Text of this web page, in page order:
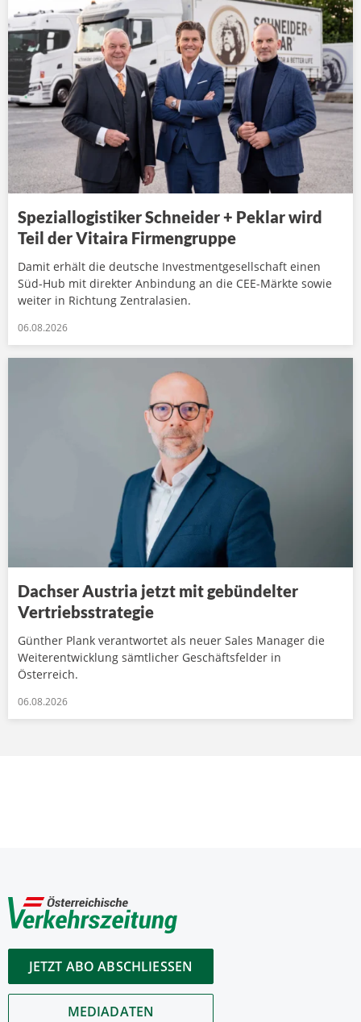
Speziallogistiker Schneider + Peklar wird
Teil der Vitaira Firmengruppe
Damit erhält die deutsche Investmentgesellschaft einen
Süd-Hub mit direkter Anbindung an die CEE-Märkte sowie
weiter in Richtung Zentralasien.
06.08.2026
Dachser Austria jetzt mit gebündelter
Vertriebsstrategie
Günther Plank verantwortet als neuer Sales Manager die
Weiterentwicklung sämtlicher Geschäftsfelder in
Österreich.
06.08.2026
JETZT ABO ABSCHLIESSEN
MEDIADATEN